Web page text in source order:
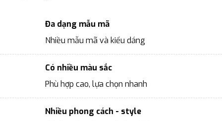
Đa dạng mẫu mã
Nhiều mẫu mã và kiểu dáng
Có nhiều màu sắc
Phù hợp cao, lựa chọn nhanh
Nhiều phong cách - style